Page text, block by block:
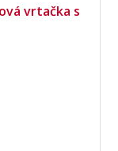
vrtačka s